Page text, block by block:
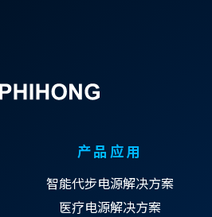
产品应用
智能代步电源解决方案
医疗电源解决方案